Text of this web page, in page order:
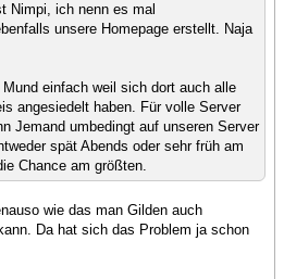
Nimpi, ich nenn es mal
unsere Homepage erstellt. Naja
einfach weil sich dort auch alle
angesiedelt haben. Für volle Server
Jemand umbedingt auf unseren Server
spät Abends oder sehr früh am
Chance am größten.
wie das man Gilden auch
Da hat sich das Problem ja schon